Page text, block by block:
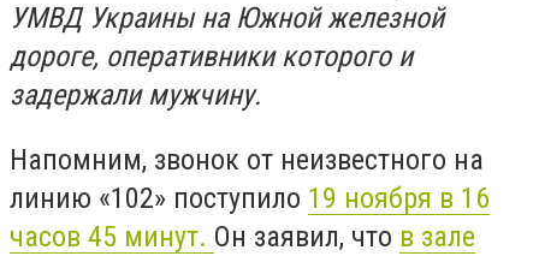
УМВД Украины на Южной железной
дороге, оперативники которого и
задержали мужчину.
Напомним, звонок от неизвестного на
линию «102» поступило 19 ноября в 16
часов 45 минут. Он заявил, что в зале